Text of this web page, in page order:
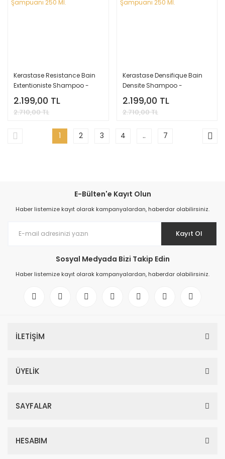
Kerastase Resistance Bain
Extentioniste Shampoo -
Uzun Saçlar İçin Güçlendirici
Bakım Şampuanı 250 Ml.
2.199,00 TL
2.710,00 TL
Kerastase Densifique Bain
Densite Shampoo -
Yoğunlaştırıcı Bakım
Şampuanı 250 Ml.
2.199,00 TL
2.710,00 TL
1 2 3 4 .. 7
E-Bülten'e Kayıt Olun
Haber listemize kayıt olarak kampanyalardan, haberdar olabilirsiniz.
Kayıt Ol
Sosyal Medyada Bizi Takip Edin
Haber listemize kayıt olarak kampanyalardan, haberdar olabilirsiniz.
İLETİŞİM
ÜYELİK
SAYFALAR
HESABIM